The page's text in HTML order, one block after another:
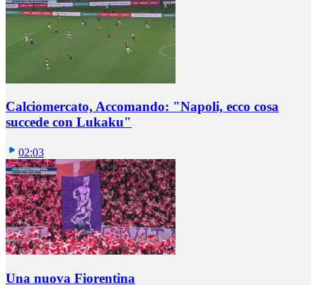
Calciomercato, Accomando: "Napoli, ecco cosa
succede con Lukaku"
02:03
Una nuova Fiorentina